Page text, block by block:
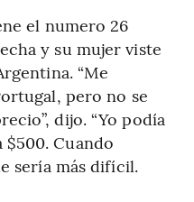
el numero 26
y su mujer viste
“Me
pero no se
dijo. “Yo podía
$500. Cuando
sería más difícil.